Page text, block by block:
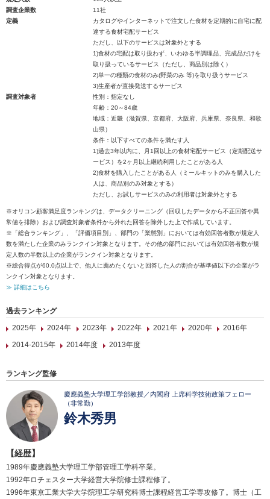
調査企業数
11社
定義
カタログやインターネットで注文した食材を定期的に自宅に配
達する食材宅配サービス
ただし、以下のサービスは対象外とする
1)食材の宅配は取り扱わず、いわゆる半調理品、完成品だけを
取り扱っているサービス（ただし、商品別は除く）
2)単一の種類の食材のみ(野菜のみ 等)を取り扱うサービス
3)生産者が直接発送するサービス
調査対象者
性別：指定なし
年齢：20～84歳
地域：近畿（滋賀県、京都府、大阪府、兵庫県、奈良県、和歌
山県）
条件：以下すべての条件を満たす人
1)過去3年以内に、月1回以上の食材宅配サービス（定期配送サ
ービス）を2ヶ月以上継続利用したことがある人
2)食材を購入したことがある人（ミールキットのみを購入した
人は、商品別のみ対象とする）
ただし、お試しサービスのみの利用者は対象外とする
※オリコン顧客満足度ランキングは、データクリーニング（回収したデータから不正回答や異
常値を排除）および調査対象者条件から外れた回答を除外した上で作成しています。
※「総合ランキング」、「評価項目別」、部門の「業態別」においては有効回答者数が規定人
数を満たした企業のみランクイン対象となります。その他の部門においては有効回答者数が規
定人数の半数以上の企業がランクイン対象となります。
※総合得点が60.0点以上で、他人に薦めたくないと回答した人の割合が基準値以下の企業がラ
ンクイン対象となります。
≫ 詳細はこちら
過去ランキング
2025年
2024年 2023年 2022年 2021年 2020年
2016年
2014-2015年
2014年度 2013年度
ランキング監修
慶應義塾大学理工学部教授／内閣府 上席科学技術政策フェロー
（非常勤）
鈴木秀男
【経歴】
1989年慶應義塾大学理工学部管理工学科卒業。
1992年ロチェスター大学経営大学院修士課程修了。
1996年東京工業大学大学院理工学研究科博士課程経営工学専攻修了。博士（工